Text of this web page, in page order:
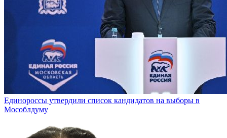
Единороссы утвердили список кандидатов на выборы в
Мособлдуму